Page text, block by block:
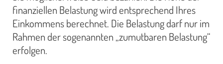
finanziellen Belastung wird entsprechend Ihres
Einkommens berechnet. Die Belastung darf nur im
Rahmen der sogenannten „zumutbaren Belastung“
erfolgen.